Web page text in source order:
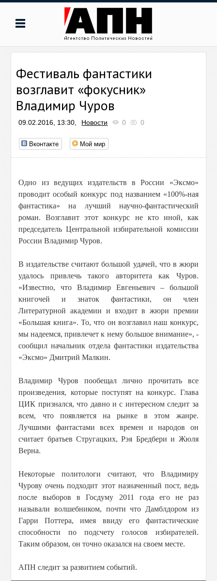
Фестиваль фантастики
возглавит «фокусник»
Владимир Чуров
09.02.2016, 13:30, Новости 0 0
Вконтакте Мой мир
Одно из ведущих издательств в России «Эксмо»
проводит особый конкурс под названием «100%-ная
фантастика» на лучший научно-фантастический
роман. Возглавит этот конкурс не кто иной, как
председатель Центральной избирательной комиссии
России Владимир Чуров.
В издательстве считают большой удачей, что в жюри
удалось привлечь такого авторитета как Чуров.
«Известно, что Владимир Евгеньевич – большой
книгочей и знаток фантастики, он член
Литературной академии и входит в жюри премии
«Большая книга». То, что он возглавил наш конкурс,
мы надеемся, привлечет к нему большое внимание», -
сообщил начальник отдела фантастики издательства
«Эксмо» Дмитрий Малкин.
Владимир Чуров пообещал лично прочитать все
произведения, которые поступят на конкурс. Глава
ЦИК признался, что давно и с интересном следит за
всем, что появляется на рынке в этом жанре.
Лучшими фантастами всех времен и народов он
считает братьев Стругацких, Рэя Бредбери и Жюля
Верна.
Некоторые политологи считают, что Владимиру
Чурову очень подходит этот назначенный пост, ведь
после выборов в Госдуму 2011 года его не раз
называли волшебником, почти что Дамблдором из
Гарри Поттера, имея ввиду его фантастические
способности по подсчету голосов избирателей.
Таким образом, он точно оказался на своем месте.
АПН следит за развитием событий.